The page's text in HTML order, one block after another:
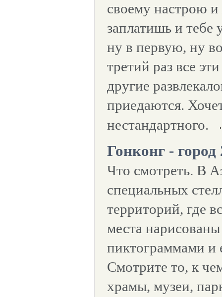
своему настрою и
заплатишь и тебе
ну в первую, ну
третий раз все
другие
приедаются.
нестандартного.
Гонконг -
Что смотреть. В
специальных
территорий, где
места
пиктограммами и
Смотрите то, к
храмы, музеи,